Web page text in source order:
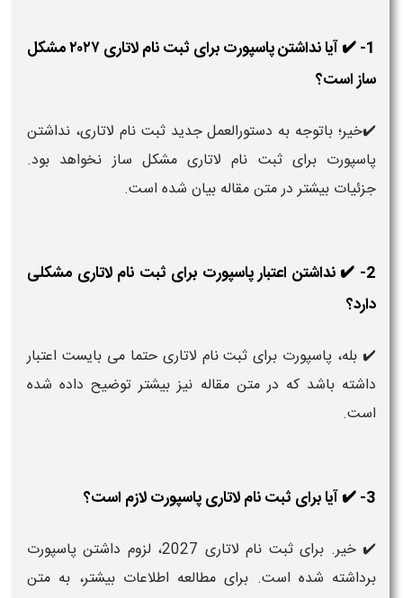
1- ✔️ آیا نداشتن پاسپورت برای ثبت نام لاتاری ۲۰۲۷ مشکل
ساز است؟
✔️خیر؛ باتوجه به دستورالعمل جدید ثبت نام لاتاری، نداشتن
پاسپورت برای ثبت نام لاتاری مشکل ساز نخواهد بود.
جزئیات بیشتر در متن مقاله بیان شده است.
2- ✔️ نداشتن اعتبار پاسپورت برای ثبت نام لاتاری مشکلی
دارد؟
✔️ بله، پاسپورت برای ثبت نام لاتاری حتما می بایست اعتبار
داشته باشد که در متن مقاله نیز بیشتر توضیح داده شده
است.
3- ✔️ آیا برای ثبت نام لاتاری پاسپورت لازم است؟
✔️ خیر. برای ثبت نام لاتاری 2027، لزوم داشتن پاسپورت
برداشته شده است. برای مطالعه اطلاعات بیشتر، به متن